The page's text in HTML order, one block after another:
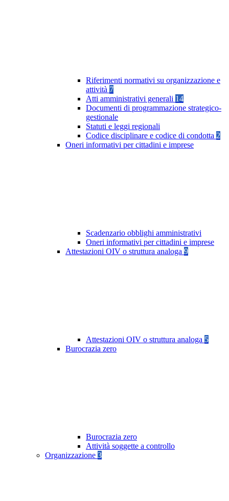
Riferimenti normativi su organizzazione e
attività 7
Atti amministrativi generali 14
Documenti di programmazione strategico-
gestionale
Statuti e leggi regionali
Codice disciplinare e codice di condotta 2
Oneri informativi per cittadini e imprese
Scadenzario obblighi amministrativi
Oneri informativi per cittadini e imprese
Attestazioni OIV o struttura analoga 9
Attestazioni OIV o struttura analoga 5
Burocrazia zero
Burocrazia zero
Attività soggette a controllo
Organizzazione 3